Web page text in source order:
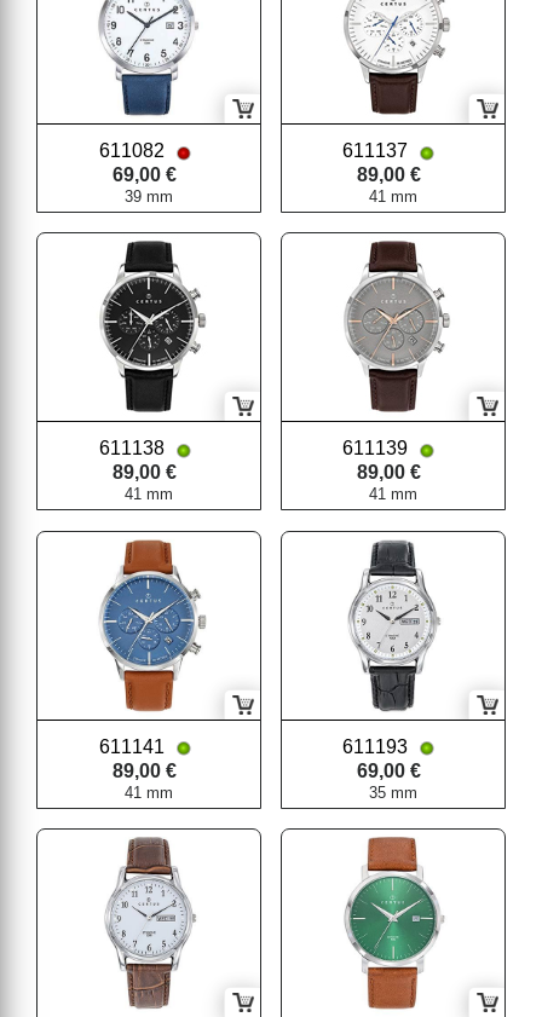
611082
69,00 €
39 mm
611137
89,00 €
41 mm
611138
89,00 €
41 mm
611139
89,00 €
41 mm
611141
89,00 €
41 mm
611193
69,00 €
35 mm